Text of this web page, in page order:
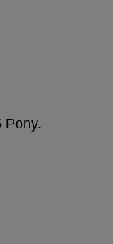
Pony.